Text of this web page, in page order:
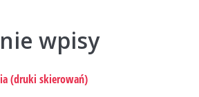
wpisy
(druki skierowań)